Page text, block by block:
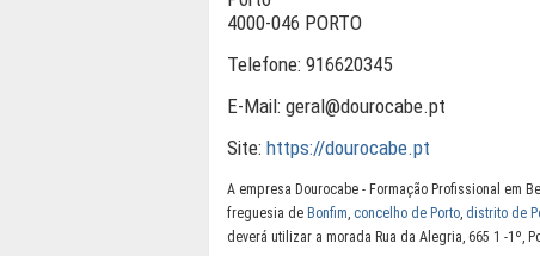
4000-046 PORTO
Telefone: 916620345
E-Mail: geral@dourocabe.pt
Site: https://dourocabe.pt
A empresa Dourocabe - Formação Profissional em
freguesia de Bonfim, concelho de Porto, distrito de
deverá utilizar a morada Rua da Alegria, 665 1 -1º,